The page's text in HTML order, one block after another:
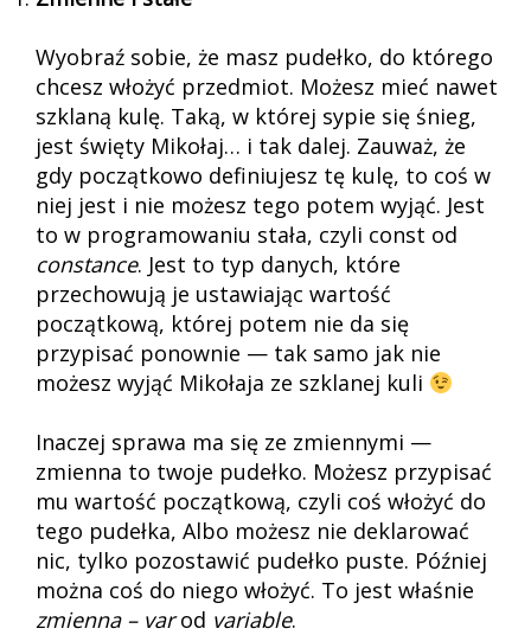
Wyobraź sobie, że masz pudełko, do którego
chcesz włożyć przedmiot. Możesz mieć nawet
szklaną kulę. Taką, w której sypie się śnieg,
jest święty Mikołaj… i tak dalej. Zauważ, że
gdy początkowo definiujesz tę kulę, to coś w
niej jest i nie możesz tego potem wyjąć. Jest
to w programowaniu stała, czyli const od
constance. Jest to typ danych, które
przechowują je ustawiając wartość
początkową, której potem nie da się
przypisać ponownie — tak samo jak nie
możesz wyjąć Mikołaja ze szklanej kuli
Inaczej sprawa ma się ze zmiennymi —
zmienna to twoje pudełko. Możesz przypisać
mu wartość początkową, czyli coś włożyć do
tego pudełka, Albo możesz nie deklarować
nic, tylko pozostawić pudełko puste. Później
można coś do niego włożyć. To jest właśnie
zmienna – varod variable.